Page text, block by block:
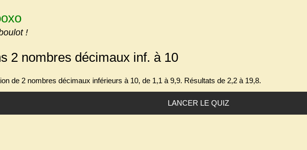
!
2 nombres décimaux inf. à 10
de 2 nombres décimaux inférieurs à 10, de 1,1 à 9,9. Résultats de 2,2 à 19,8.
LANCER LE QUIZ